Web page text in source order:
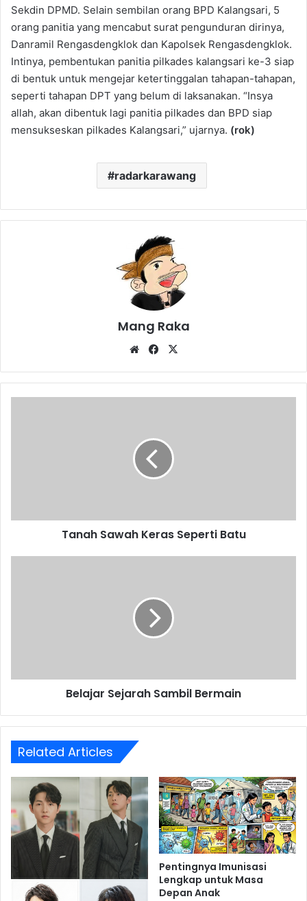
Sekdin DPMD. Selain sembilan orang BPD Kalangsari, 5
orang panitia yang mencabut surat pengunduran dirinya,
Danramil Rengasdengklok dan Kapolsek Rengasdengklok.
Intinya, pembentukan panitia pilkades kalangsari ke-3 siap
di bentuk untuk mengejar ketertinggalan tahapan-tahapan,
seperti tahapan DPT yang belum di laksanakan. “Insya
allah, akan dibentuk lagi panitia pilkades dan BPD siap
mensukseskan pilkades Kalangsari,” ujarnya. (rok)
radarkarawang
Mang Raka
WebsiteFacebook
Tanah Sawah Keras Seperti Batu
Belajar Sejarah Sambil Bermain
Related Articles
Pentingnya Imunisasi
Lengkap untuk Masa
Depan Anak